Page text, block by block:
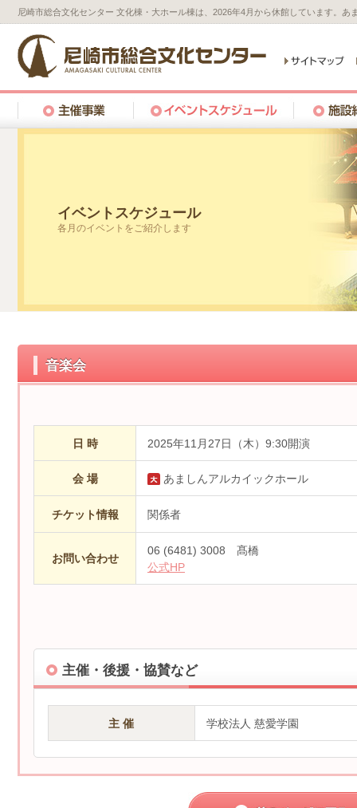
尼崎市総合文化センター 文化棟・大ホール棟は、2026年4月から休館しています。
イベントスケジュール
各月のイベントをご紹介します
音楽会
日 時 2025年11月27日（木）9:30開演
会 場 あましんアルカイックホール
チケット情報 関係者
お問い合わせ
06 (6481) 3008 髙橋
公式HP
主催・後援・協賛など
主 催 学校法人 慈愛学園